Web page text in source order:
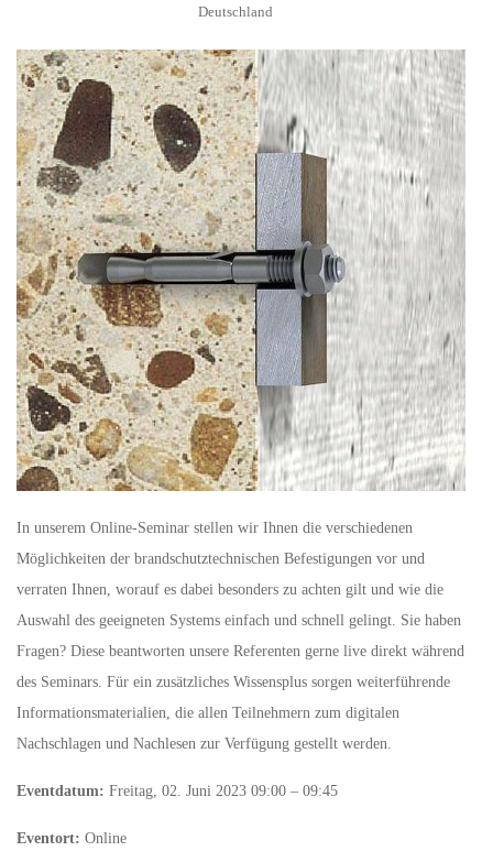
Deutschland
In unserem Online-Seminar stellen wir Ihnen die verschiedenen
Möglichkeiten der brandschutztechnischen Befestigungen vor und
verraten Ihnen, worauf es dabei besonders zu achten gilt und wie die
Auswahl des geeigneten Systems einfach und schnell gelingt. Sie haben
Fragen? Diese beantworten unsere Referenten gerne live direkt während
des Seminars. Für ein zusätzliches Wissensplus sorgen weiterführende
Informationsmaterialien, die allen Teilnehmern zum digitalen
Nachschlagen und Nachlesen zur Verfügung gestellt werden.
Eventdatum: Freitag, 02. Juni 2023 09:00 – 09:45
Eventort: Online